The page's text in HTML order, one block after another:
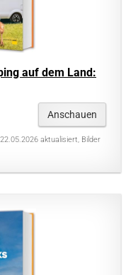
auf dem Land:
Anschauen
aktualisiert, Bilder